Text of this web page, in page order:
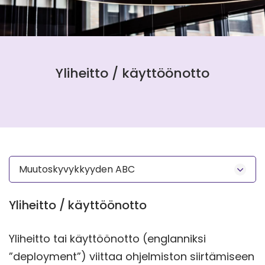
Yliheitto / käyttöönotto
Muutoskyvykkyyden ABC
Yliheitto / käyttöönotto
Yliheitto tai käyttöönotto (englanniksi
”deployment”) viittaa ohjelmiston siirtämiseen